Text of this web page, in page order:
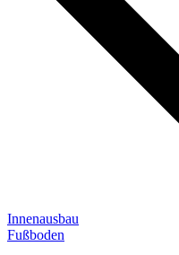
Innenausbau
Fußboden